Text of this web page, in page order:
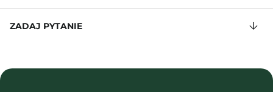
ZADAJ PYTANIE